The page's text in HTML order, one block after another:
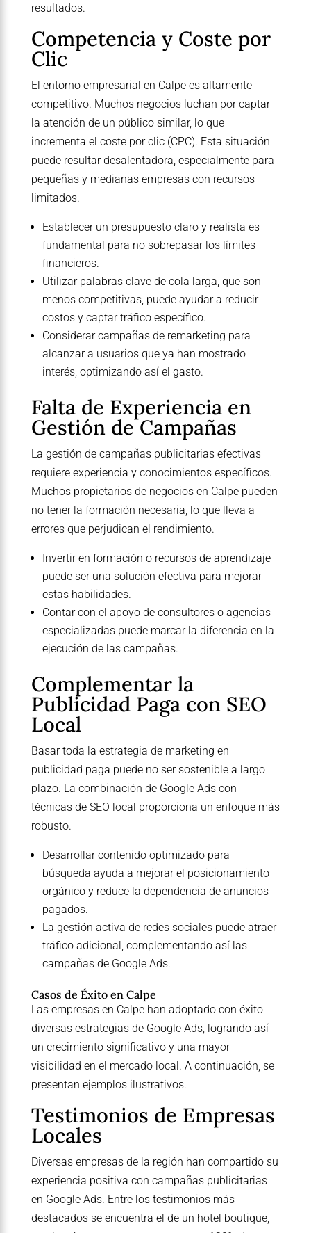
resultados.
Competencia y Coste por
Clic
El entorno empresarial en Calpe es altamente
competitivo. Muchos negocios luchan por captar
la atención de un público similar, lo que
incrementa el coste por clic (CPC). Esta situación
puede resultar desalentadora, especialmente para
pequeñas y medianas empresas con recursos
limitados.
Establecer un presupuesto claro y realista es
fundamental para no sobrepasar los límites
financieros.
Utilizar palabras clave de cola larga, que son
menos competitivas, puede ayudar a reducir
costos y captar tráfico específico.
Considerar campañas de remarketing para
alcanzar a usuarios que ya han mostrado
interés, optimizando así el gasto.
Falta de Experiencia en
Gestión de Campañas
La gestión de campañas publicitarias efectivas
requiere experiencia y conocimientos específicos.
Muchos propietarios de negocios en Calpe pueden
no tener la formación necesaria, lo que lleva a
errores que perjudican el rendimiento.
Invertir en formación o recursos de aprendizaje
puede ser una solución efectiva para mejorar
estas habilidades.
Contar con el apoyo de consultores o agencias
especializadas puede marcar la diferencia en la
ejecución de las campañas.
Complementar la
Publicidad Paga con SEO
Local
Basar toda la estrategia de marketing en
publicidad paga puede no ser sostenible a largo
plazo. La combinación de Google Ads con
técnicas de SEO local proporciona un enfoque más
robusto.
Desarrollar contenido optimizado para
búsqueda ayuda a mejorar el posicionamiento
orgánico y reduce la dependencia de anuncios
pagados.
La gestión activa de redes sociales puede atraer
tráfico adicional, complementando así las
campañas de Google Ads.
Casos de Éxito en Calpe
Las empresas en Calpe han adoptado con éxito
diversas estrategias de Google Ads, logrando así
un crecimiento significativo y una mayor
visibilidad en el mercado local. A continuación, se
presentan ejemplos ilustrativos.
Testimonios de Empresas
Locales
Diversas empresas de la región han compartido su
experiencia positiva con campañas publicitarias
en Google Ads. Entre los testimonios más
destacados se encuentra el de un hotel boutique,